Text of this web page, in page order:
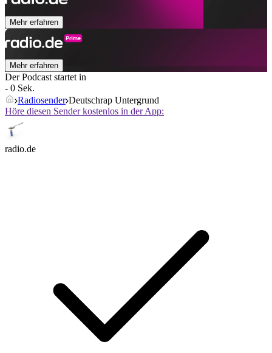
Mehr erfahren
Mehr erfahren
Der Podcast startet in
- 0 Sek.
Radiosender Deutschrap Untergrund
Höre diesen Sender kostenlos in der App:
radio.de